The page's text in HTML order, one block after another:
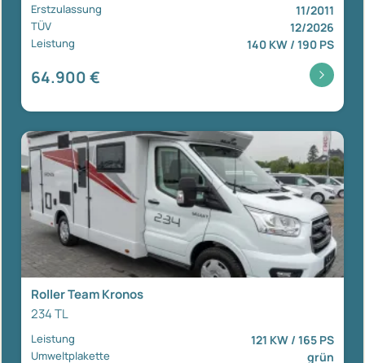
Erstzulassung 11/2011
TÜV 12/2026
Leistung 140 KW / 190 PS
64.900 €
Roller Team Kronos
234 TL
Leistung 121 KW / 165 PS
Umweltplakette grün